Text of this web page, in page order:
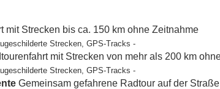
mit Strecken bis ca. 150 km ohne Zeitnahme
Strecken, GPS-Tracks -
mit Strecken von mehr als 200 km
Strecken, GPS-Tracks -
Gemeinsam gefahrene Radtour auf der